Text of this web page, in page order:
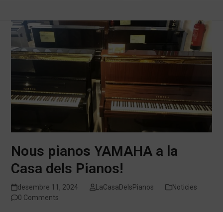
Nous pianos YAMAHA a la
Casa dels Pianos!
desembre 11, 2024 LaCasaDelsPianos
Noticies
0 Comments